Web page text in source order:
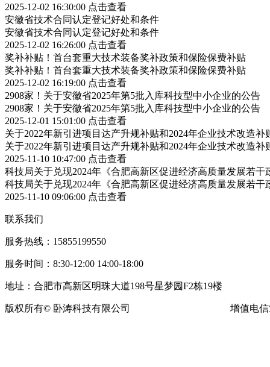
2025-12-02 16:30:00 点击查看
安徽省技术合同认定登记好处和条件
安徽省技术合同认定登记好处和条件
2025-12-02 16:26:00 点击查看
奖补补贴！首台套重大技术装备奖补政策和保险保费补贴
奖补补贴！首台套重大技术装备奖补政策和保险保费补贴
2025-12-02 16:19:00 点击查看
2908家！关于安徽省2025年第5批入库科技型中小企业的公告
2908家！关于安徽省2025年第5批入库科技型中小企业的公告
2025-12-01 15:01:00 点击查看
关于2022年新引进项目达产升规补贴和2024年企业技术改造
关于2022年新引进项目达产升规补贴和2024年企业技术改造
2025-11-10 10:47:00 点击查看
科技局关于兑现2024年《合肥高新区促进经济高质量发展若
科技局关于兑现2024年《合肥高新区促进经济高质量发展若
2025-11-10 09:06:00 点击查看
联系我们
服务热线：15855199550
服务时间：8:30-12:00 14:00-18:00
地址：合肥市高新区明珠大道198号星梦园F2栋19楼
版权所有© 卧涛科技有限公司 增值电